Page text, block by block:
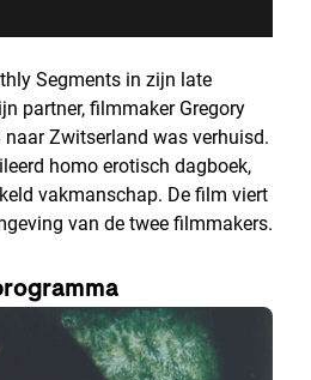
Segments in zijn late
partner, filmmaker Gregory
Zwitserland was verhuisd.
homo erotisch dagboek,
vakmanschap. De film viert
van de twee filmmakers.